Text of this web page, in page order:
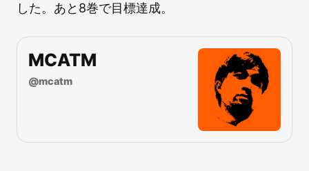
した。あと8巻で目標達成。
MCATM
@mcatm